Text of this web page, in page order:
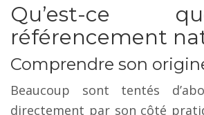
Qu’est-ce
référencement
Comprendre son
Beaucoup sont tentés
directement par son côté